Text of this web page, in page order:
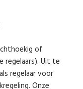
of
regelaars). Uit te
regelaar voor
Onze